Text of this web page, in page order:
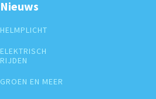
Nieuws
HELMPLICHT
ELEKTRISCH
RIJDEN
GROEN EN MEER